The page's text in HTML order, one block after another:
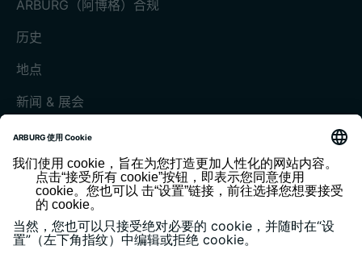
ARBURG（阿博格）合规
历史
地点
新闻 & 展会
展会和活动
媒体中心
客户杂志《today》